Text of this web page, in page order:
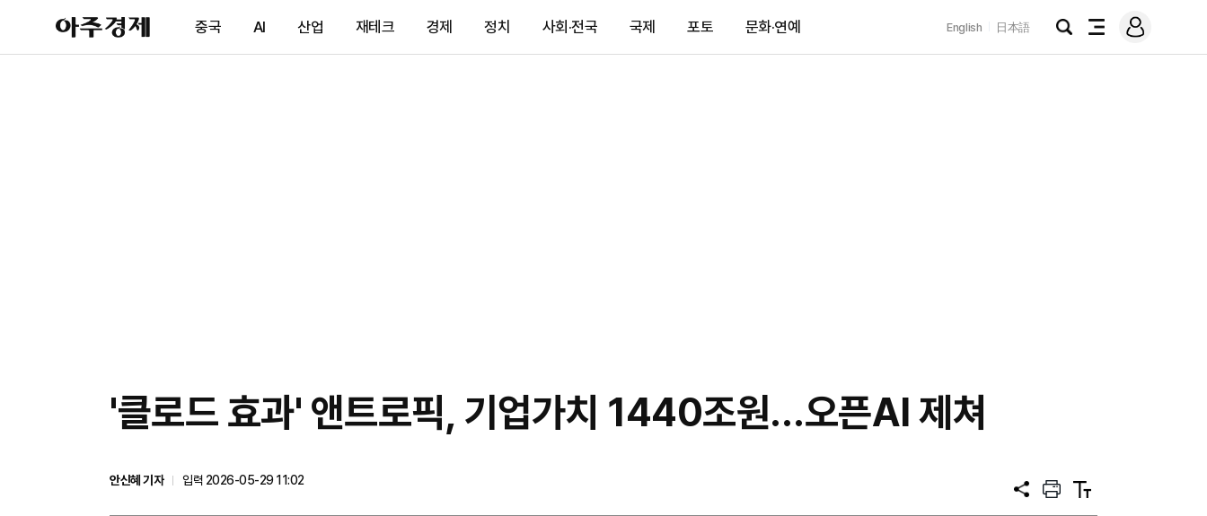
아
주
제
중국 AI 산업 재테크 경제 정치 사회·전국 국제 포토 문화·연예 English 日本語
검
전
메
그
'클로드 효과' 앤트로픽, 기업가치 1440조원…오픈AI 제쳐
안신혜 기자
입력 2026-05-29 11:02
공
프
텍